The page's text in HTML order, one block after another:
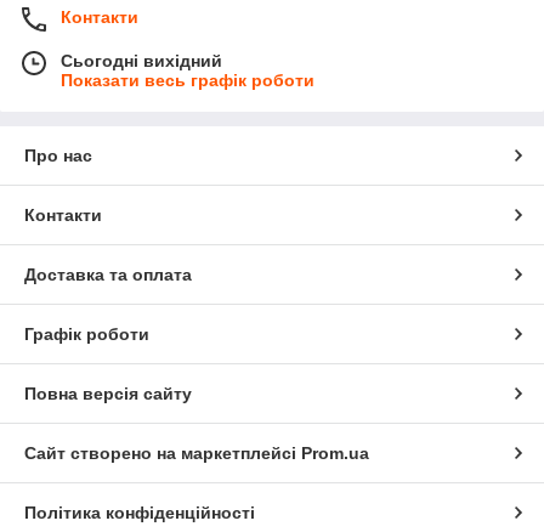
Контакти
Сьогодні вихідний
Показати весь графік роботи
Про нас
Контакти
Доставка та оплата
Графік роботи
Повна версія сайту
Сайт створено на маркетплейсі Prom.ua
Політика конфіденційності